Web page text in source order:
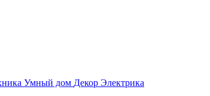
Умный дом Декор Электрика